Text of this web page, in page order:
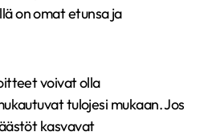
on omat etunsa ja
voivat olla
tulojesi mukaan. Jos
kasvavat